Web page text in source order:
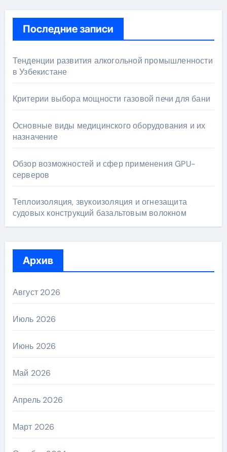
Последние записи
Тенденции развития алкогольной промышленности
в Узбекистане
Критерии выбора мощности газовой печи для бани
Основные виды медицинского оборудования и их
назначение
Обзор возможностей и сфер применения GPU-
серверов
Теплоизоляция, звукоизоляция и огнезащита
судовых конструкций базальтовым волокном
Архив
Август 2026
Июль 2026
Июнь 2026
Май 2026
Апрель 2026
Март 2026